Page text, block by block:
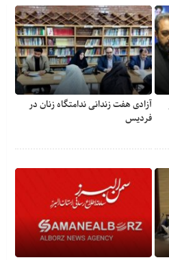
آزادی هفت زندانی ندامتگاه زنان در
فردیس